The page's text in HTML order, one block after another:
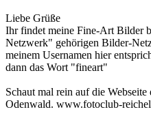
Liebe Grüße
Ihr findet meine Fine-Art Bilder
Netzwerk" gehörigen Bilder-
meinem Usernamen hier
dann das Wort "fineart"
Schaut mal rein auf die
Odenwald. www.fotoclub-